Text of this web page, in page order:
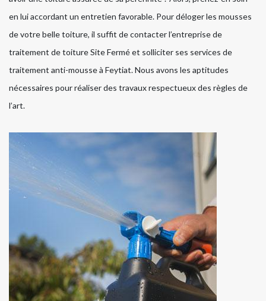
en lui accordant un entretien favorable. Pour déloger les mousses
de votre belle toiture, il suffit de contacter l’entreprise de
traitement de toiture Site Fermé et solliciter ses services de
traitement anti-mousse à Feytiat. Nous avons les aptitudes
nécessaires pour réaliser des travaux respectueux des règles de
l’art.